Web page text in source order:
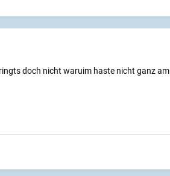
doch nicht waruim haste nicht ganz